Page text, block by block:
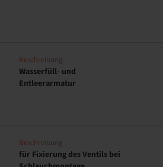
Beschreibung
Wasserfüll- und
Entleerarmatur
Beschreibung
für Fixierung des Ventils bei